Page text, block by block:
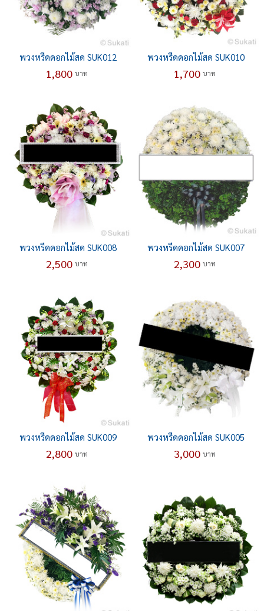
พวงหรีดดอกไม้สด SUK012
1,800 บาท
พวงหรีดดอกไม้สด SUK010
1,700 บาท
พวงหรีดดอกไม้สด SUK008
2,500 บาท
พวงหรีดดอกไม้สด SUK007
2,300 บาท
พวงหรีดดอกไม้สด SUK009
2,800 บาท
พวงหรีดดอกไม้สด SUK005
3,000 บาท